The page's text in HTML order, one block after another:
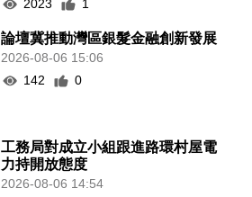
2023
1
論壇冀推動灣區銀髮金融創新發展
2026-08-06 15:06
142
0
工務局對成立小組跟進路環村屋電
力持開放態度
2026-08-06 14:54